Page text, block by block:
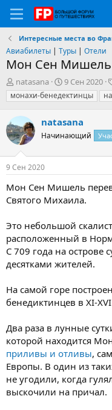
Интересные места во
Авиабилеты | Туры | Отели
Мон Сен Мишель
А
в
т
о
р
т
е
м
ы
natasana
Д
а
т
н
а
а
9 Сен 2020
монахи-бенедектинцы
natasana
Начинающий
9 Сен 2020
Мон Сен Мишель
Святого Михаила.
Это небольшой
расположенный в
С 709 года на острове
десятками жителей.
На самой горе
бенедиктинцев в XI-
Два раза в лунные
которой находится
приливы и отливы,
Европы. В один из
не угодили, когда
выскочили на причал.